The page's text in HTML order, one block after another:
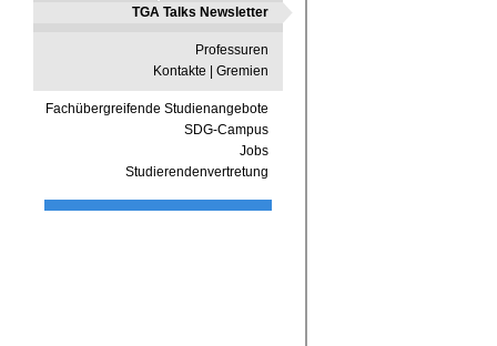
TGA Talks Newsletter
Professuren
Kontakte | Gremien
Fachübergreifende Studienangebote
SDG-Campus
Jobs
Studierendenvertretung